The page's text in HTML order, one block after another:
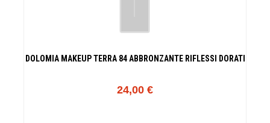
DOLOMIA MAKEUP TERRA 84 ABBRONZANTE RIFLESSI DORATI
24,00 €